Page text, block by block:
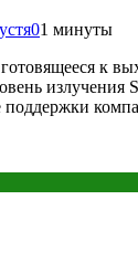
01 минуты
к
излучения
поддержки